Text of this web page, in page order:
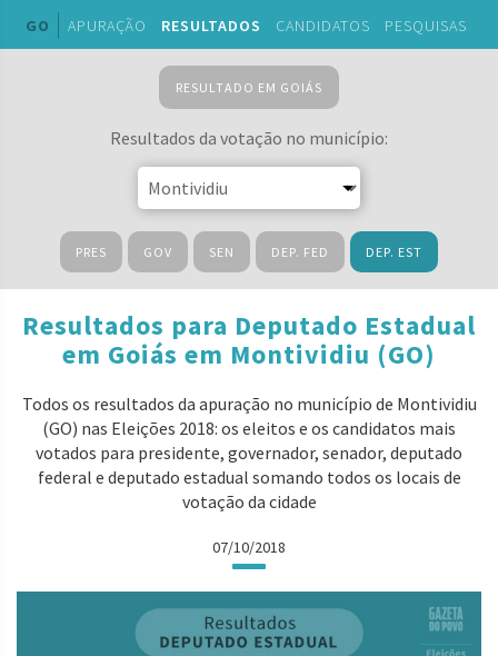
GO APURAÇÃO RESULTADOS CANDIDATOS PESQUISAS
RESULTADO EM GOIÁS
Resultados da votação no município:
PRES GOV SEN DEP. FED DEP. EST
Resultados para Deputado Estadual
em Goiás em Montividiu (GO)
Todos os resultados da apuração no município de Montividiu
(GO) nas Eleições 2018: os eleitos e os candidatos mais
votados para presidente, governador, senador, deputado
federal e deputado estadual somando todos os locais de
votação da cidade
07/10/2018